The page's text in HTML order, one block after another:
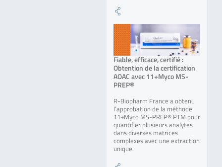
Fiable, efficace, certifié :
Obtention de la certification
AOAC avec 11+Myco MS-
PREP®
R-Biopharm France a obtenu
l’approbation de la méthode
11+Myco MS-PREP® PTM pour
quantifier plusieurs analytes
dans diverses matrices
complexes avec une extraction
unique.